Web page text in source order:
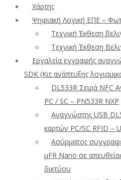
Χάρτης
Ψηφιακή Λογική ΕΠΕ –
Τεχνική Έκθεση
Τεχνική Έκθεση
Εργαλεία εγγραφής
SDK (Κιτ ανάπτυξης
DL533R Σειρά NFC
PC / SC – PN533R NXP
Αναγνώστης USB
καρτών PC/SC RFID –
Ασύρματος
μFR Nano σε
δικτύου